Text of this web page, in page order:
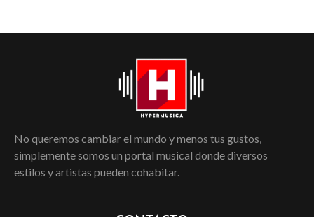
No queremos cambiar el mundo y menos tus gustos,
simplemente somos un portal musical donde diversos
estilos y artistas pueden cohabitar.